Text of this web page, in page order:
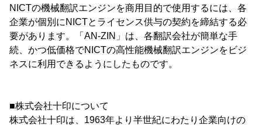
NICTの機械翻訳エンジンを商用目的で使用するには、各
企業が個別にNICTとライセンス供与の契約を締結する必
要があります。「AN-ZIN」は、各翻訳会社が簡単な手
続、かつ低価格でNICTの高性能機械翻訳エンジンをビジ
ネスに利用できるようにしたものです。
■株式会社十印について
株式会社十印は、1963年より半世紀にわたり企業向けの